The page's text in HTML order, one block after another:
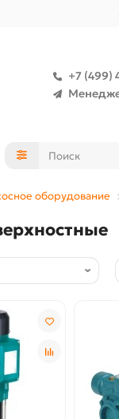
+7 (499)
оборудование